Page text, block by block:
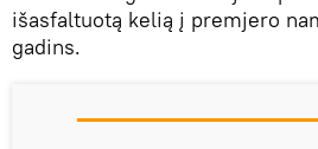
išasfaltuotą kelią į premjero
gadins.